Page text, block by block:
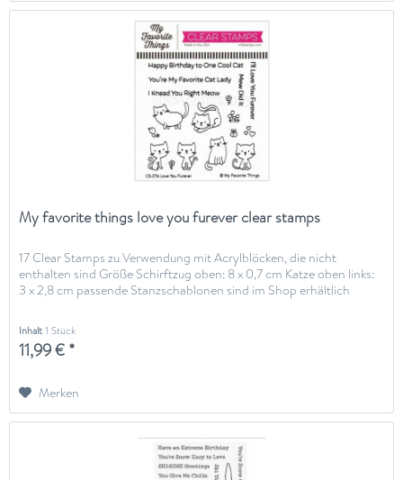
My favorite things love you furever clear stamps
17 Clear Stamps zu Verwendung mit Acrylblöcken, die nicht
enthalten sind Größe Schirftzug oben: 8 x 0,7 cm Katze oben links:
3 x 2,8 cm passende Stanzschablonen sind im Shop erhältlich
Inhalt1 Stück
11,99 € *
Merken